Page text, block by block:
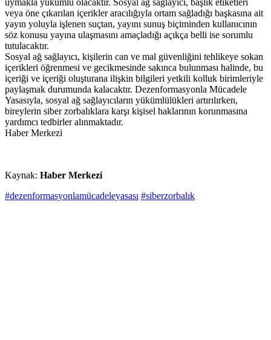
uymakla yükümlü olacaktır. Sosyal ağ sağlayıcı, başlık etiketleri
veya öne çıkarılan içerikler aracılığıyla ortam sağladığı başkasına ait
yayın yoluyla işlenen suçtan, yayını sunuş biçiminden kullanıcının
söz konusu yayına ulaşmasını amaçladığı açıkça belli ise sorumlu
tutulacaktır.
Sosyal ağ sağlayıcı, kişilerin can ve mal güvenliğini tehlikeye sokan
içerikleri öğrenmesi ve gecikmesinde sakınca bulunması halinde, bu
içeriği ve içeriği oluşturana ilişkin bilgileri yetkili kolluk birimleriyle
paylaşmak durumunda kalacaktır. Dezenformasyonla Mücadele
Yasasıyla, sosyal ağ sağlayıcıların yükümlülükleri artırılırken,
bireylerin siber zorbalıklara karşı kişisel haklarının korunmasına
yardımcı tedbirler alınmaktadır.
Haber Merkezi
Kaynak: Haber Merkezi
#dezenformasyonlamücadeleyasası #siberzorbalık